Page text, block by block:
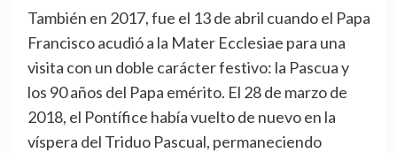
También en 2017, fue el 13 de abril cuando el Papa
Francisco acudió a la Mater Ecclesiae para una
visita con un doble carácter festivo: la Pascua y
los 90 años del Papa emérito. El 28 de marzo de
2018, el Pontífice había vuelto de nuevo en la
víspera del Triduo Pascual, permaneciendo